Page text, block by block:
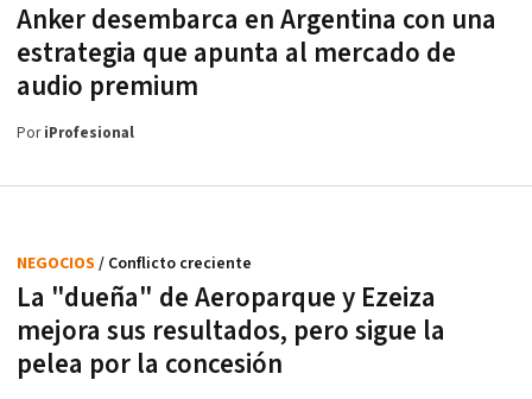
Anker desembarca en Argentina con una
estrategia que apunta al mercado de
audio premium
PoriProfesional
La "dueña" de Aeroparque y Ezeiza
mejora sus resultados, pero sigue la
pelea por la concesión
NEGOCIOS / Conflicto creciente